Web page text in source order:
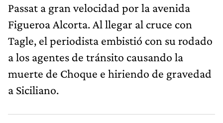
Passat a gran velocidad por la avenida
Figueroa Alcorta. Al llegar al cruce con
Tagle, el periodista embistió con su rodado
a los agentes de tránsito causando la
muerte de Choque e hiriendo de gravedad
a Siciliano.